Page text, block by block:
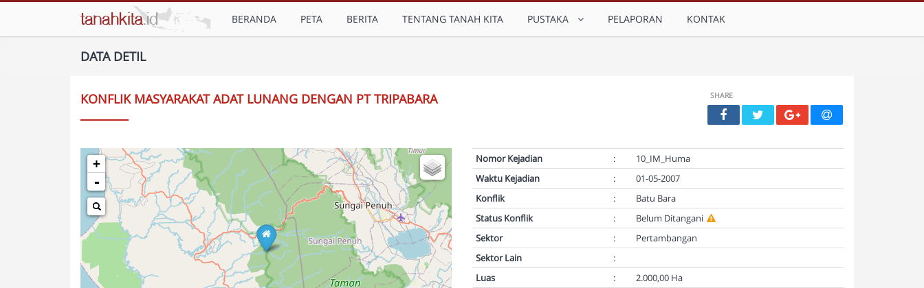
BERANDA PETA BERITA TENTANG TANAH KITA PUSTAKA PELAPORAN KONTAK
DATA DETIL
KONFLIK MASYARAKAT ADAT LUNANG DENGAN PT TRIPABARA SHARE
+
-
Nomor Kejadian :
10_IM_Huma
Waktu Kejadian
:
01-05-2007
Konflik
:
Batu Bara
Status Konflik
:
Belum Ditangani
Sektor
:
Pertambangan
Sektor Lain
:
Luas
:
2.000,00 Ha